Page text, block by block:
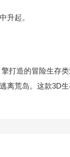
升起。
打造的冒险生存
离荒岛。这款3D